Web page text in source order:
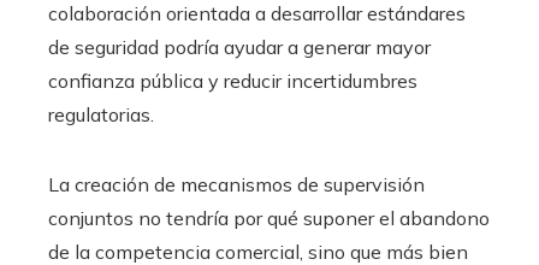
colaboración orientada a desarrollar estándares
de seguridad podría ayudar a generar mayor
confianza pública y reducir incertidumbres
regulatorias.
La creación de mecanismos de supervisión
conjuntos no tendría por qué suponer el abandono
de la competencia comercial, sino que más bien